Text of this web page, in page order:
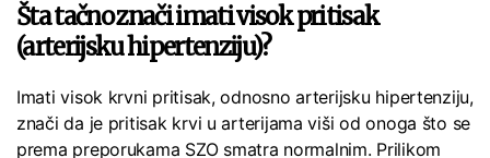
Šta tačno znači imati visok pritisak
(arterijsku hipertenziju)?
Imati visok krvni pritisak, odnosno arterijsku hipertenziju,
znači da je pritisak krvi u arterijama viši od onoga što se
prema preporukama SZO smatra normalnim. Prilikom